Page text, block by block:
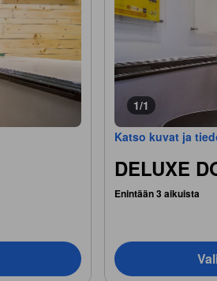
1/1
Katso kuvat ja
DELUXE
Enintään 3 aikuista